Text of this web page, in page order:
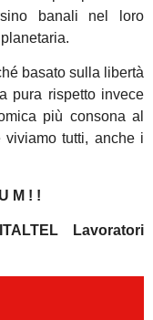
banali nel loro
basato sulla libertà
pura rispetto invece
più consona al
tutti, anche i
M ! !
Lavoratori